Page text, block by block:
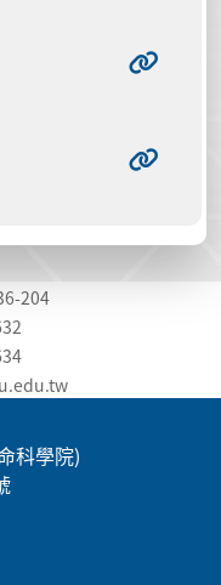
204
w
科學院)